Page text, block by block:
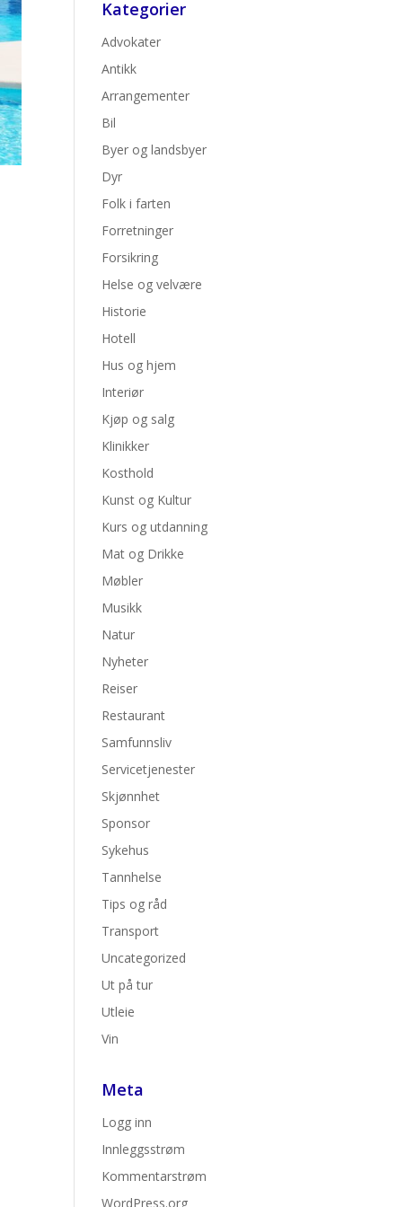
Kategorier
Advokater
Antikk
Arrangementer
Bil
Byer og landsbyer
Dyr
Folk i farten
Forretninger
Forsikring
Helse og velvære
Historie
Hotell
Hus og hjem
Interiør
Kjøp og salg
Klinikker
Kosthold
Kunst og Kultur
Kurs og utdanning
Mat og Drikke
Møbler
Musikk
Natur
Nyheter
Reiser
Restaurant
Samfunnsliv
Servicetjenester
Skjønnhet
Sponsor
Sykehus
Tannhelse
Tips og råd
Transport
Uncategorized
Ut på tur
Utleie
Vin
Meta
Logg inn
Innleggsstrøm
Kommentarstrøm
WordPress.org